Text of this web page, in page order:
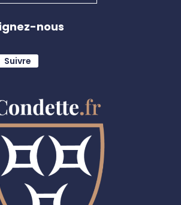
nous
Suivre